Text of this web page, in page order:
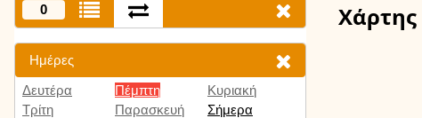
0
Ημέρες
Δευτέρα
Τρίτη
Πέμπτη
Παρασκευή
Κυριακή
Σήμερα
Χάρτης